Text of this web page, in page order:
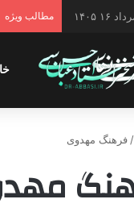
۱۴۰۵ مطالب ویژه
/ فرهنگ مهدوی